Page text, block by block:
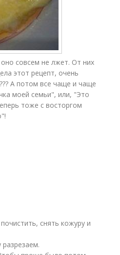
совсем не лжет. От них
этот рецепт, очень
А потом все чаще и чаще
моей семьи", или, "Это
тоже с восторгом
снять кожуру и